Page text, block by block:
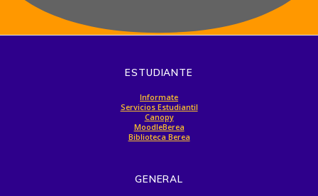
ESTUDIANTE
Informate
Servicios Estudiantil
Canopy
MoodleBerea
Biblioteca Berea
GENERAL